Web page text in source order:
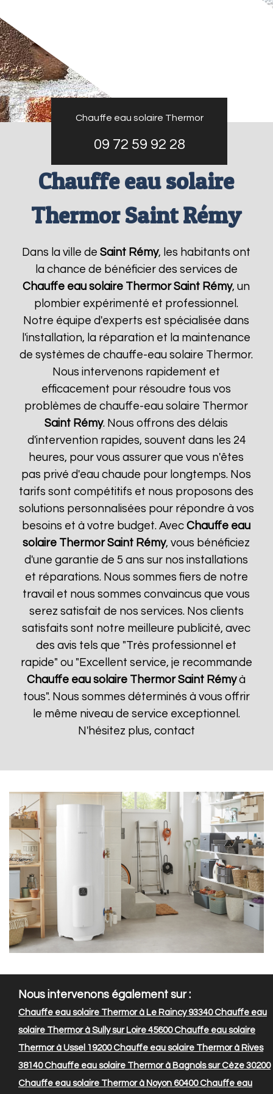
Chauffe eau solaire Thermor
09 72 59 92 28
Chauffe eau solaire
Thermor Saint Rémy
Dans la ville deSaint Rémy, les habitants ont
la chance de bénéficier des services de
Chauffe eau solaire Thermor Saint Rémy, un
plombier expérimenté et professionnel.
Notre équipe d'experts est spécialisée dans
l'installation, la réparation et la maintenance
de systèmes de chauffe-eau solaire Thermor.
Nous intervenons rapidement et
efficacement pour résoudre tous vos
problèmes de chauffe-eau solaire Thermor
Saint Rémy. Nous offrons des délais
d'intervention rapides, souvent dans les 24
heures, pour vous assurer que vous n'êtes
pas privé d'eau chaude pour longtemps. Nos
tarifs sont compétitifs et nous proposons des
solutions personnalisées pour répondre à vos
besoins et à votre budget. AvecChauffe eau
solaire Thermor Saint Rémy, vous bénéficiez
d'une garantie de 5 ans sur nos installations
et réparations. Nous sommes fiers de notre
travail et nous sommes convaincus que vous
serez satisfait de nos services. Nos clients
satisfaits sont notre meilleure publicité, avec
des avis tels que "Très professionnel et
rapide" ou "Excellent service, je recommande
Chauffe eau solaire Thermor Saint Rémyà
tous". Nous sommes déterminés à vous offrir
le même niveau de service exceptionnel.
N'hésitez plus, contact
Nous intervenons également sur :
Chauffe eau solaire Thermor à Le Raincy 93340Chauffe eau
solaire Thermor à Sully sur Loire 45600Chauffe eau solaire
Thermor à Ussel 19200Chauffe eau solaire Thermor à Rives
38140Chauffe eau solaire Thermor à Bagnols sur Cèze 30200
Chauffe eau solaire Thermor à Noyon 60400Chauffe eau